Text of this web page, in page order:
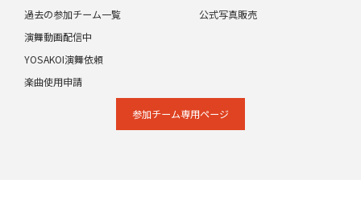
過去の参加チーム一覧
演舞動画配信中
公式写真販売
YOSAKOI演舞依頼
楽曲使用申請
参加チーム専⽤ページ